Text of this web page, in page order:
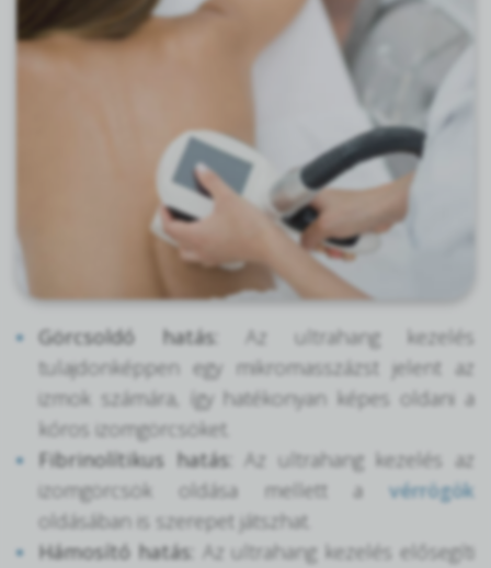
Görcsoldó hatás:
Az ultrahang kezelés
tulajdonképpen egy mikromasszázst jelent az
izmok számára, így hatékonyan képes oldani a
kóros izomgörcsöket.
Fibrinolítikus hatás:
Az ultrahang kezelés az
izomgörcsök oldása mellett a vérrögök
oldásában is szerepet játszhat.
Hámosító hatás: Az ultrahang kezelés elősegíti